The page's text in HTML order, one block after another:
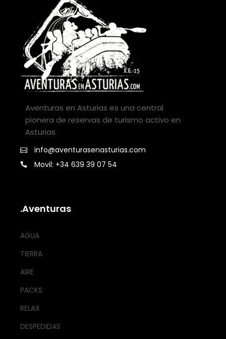
Aventuras en Asturias es una central
pionera de reservas de turismo activo en
Asturias
info@aventurasenasturias.com
Movil: +34 639 39 07 54
.Aventuras
AGUA
TIERRA
AIRE
PACKS
RELAX
DESPEDIDAS